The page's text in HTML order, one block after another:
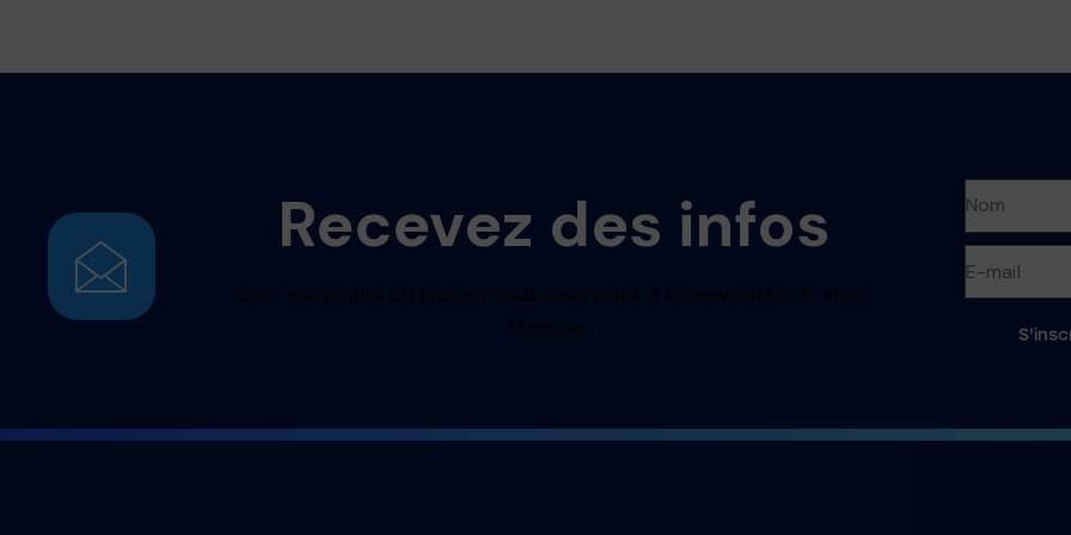
Recevez des infos
Sur l’ensemble du site en vous inscrivant à la newsletter France
Masque !